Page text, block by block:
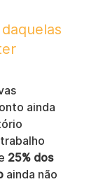
ainda
25% dos
ainda não